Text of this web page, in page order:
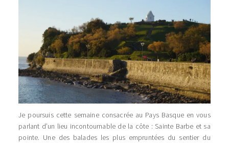
Je poursuis cette semaine consacrée au Pays Basque en vous
parlant d’un lieu incontournable de la côte : Sainte Barbe et sa
pointe. Une des balades les plus empruntées du sentier du